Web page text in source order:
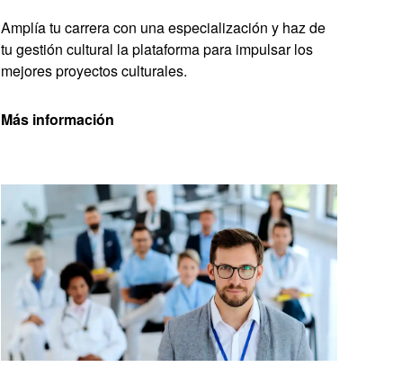
Amplía tu carrera con una especialización y haz de
tu gestión cultural la plataforma para impulsar los
mejores proyectos culturales.
Más información